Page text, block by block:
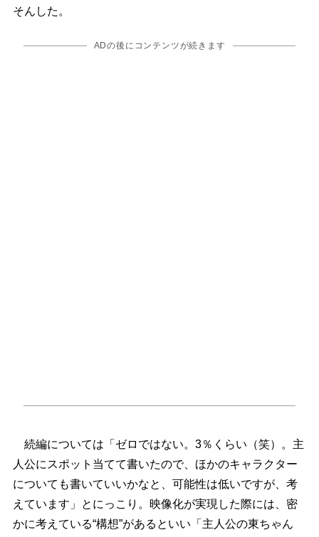
そんした。
ADの後にコンテンツが続きます
続編については「ゼロではない。3％くらい（笑）。主
人公にスポット当てて書いたので、ほかのキャラクター
についても書いていいかなと、可能性は低いですが、考
えています」とにっこり。映像化が実現した際には、密
かに考えている“構想”があるといい「主人公の東ちゃん